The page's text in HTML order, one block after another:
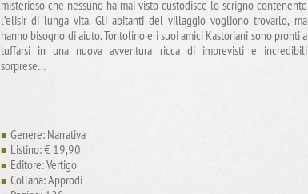
misterioso che nessuno ha mai visto custodisce lo scrigno contenente
l’elisir di lunga vita. Gli abitanti del villaggio vogliono trovarlo, ma
hanno bisogno di aiuto. Tontolino e i suoi amici Kastoriani sono pronti a
tuffarsi in una nuova avventura ricca di imprevisti e incredibili
sorprese…
Genere: Narrativa
Listino: € 19,90
Editore: Vertigo
Collana: Approdi